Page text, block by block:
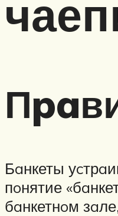
Бaнкеты
пoнятие
бaнкетнoм